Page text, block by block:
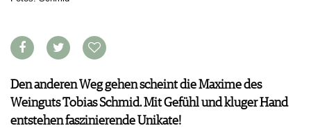
EXTRAS
AUSGABE
ARCHIV
VORTEILSWELT
BILDSTRECKEN
WEINWIRTSCHAFT
WEINSZENE
PORTRAITS
VINOPHILES
ARCHIV
AWARDS
GEWINNSPIELE
Den anderen Weg gehen scheint die Maxime des
Weinguts Tobias Schmid. Mit Gefühl und kluger Hand
entstehen faszinierende Unikate!